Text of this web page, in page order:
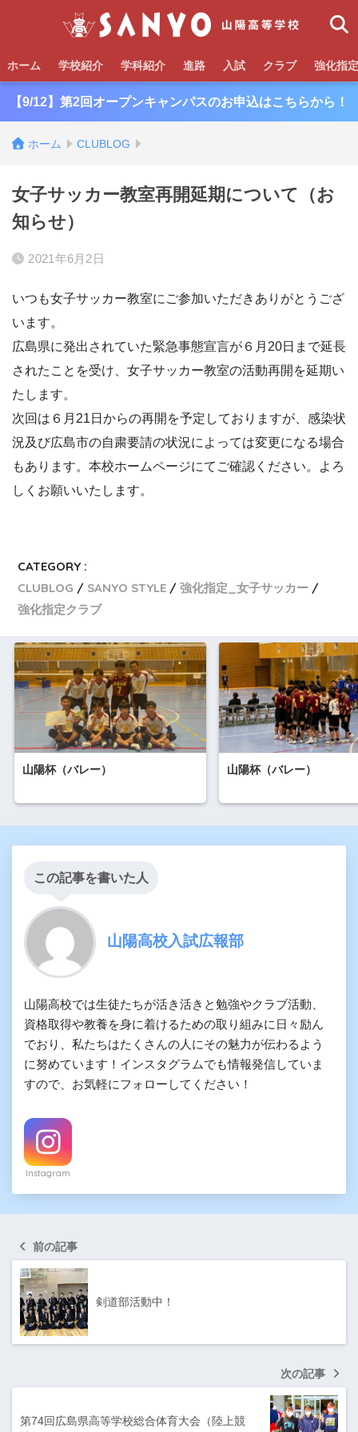
ホーム 学校紹介 学科紹介 進路 入試 クラブ 強化指
【9/12】第2回オープンキャンパスのお申込はこちらから！
ホーム CLUBLOG
女子サッカー教室再開延期について（お
知らせ）
2021年6月2日
いつも女子サッカー教室にご参加いただきありがとうござ
います。
広島県に発出されていた緊急事態宣言が６月20日まで延長
されたことを受け、女子サッカー教室の活動再開を延期い
たします。
次回は６月21日からの再開を予定しておりますが、感染状
況及び広島市の自粛要請の状況によっては変更になる場合
もあります。本校ホームページにてご確認ください。よろ
しくお願いいたします。
CATEGORY :
CLUBLOG
SANYO STYLE
強化指定_女子サッカー
強化指定クラブ
山陽杯（バレー） 山陽杯（バレー）
この記事を書いた人
山陽高校入試広報部
山陽高校では生徒たちが活き活きと勉強やクラブ活動、
資格取得や教養を身に着けるための取り組みに日々励ん
でおり、私たちはたくさんの人にその魅力が伝わるよう
に努めています！インスタグラムでも情報発信していま
すので、お気軽にフォローしてください！
Instagram
前の記事
剣道部活動中！
次の記事
第74回広島県高等学校総合体育大会（陸上競